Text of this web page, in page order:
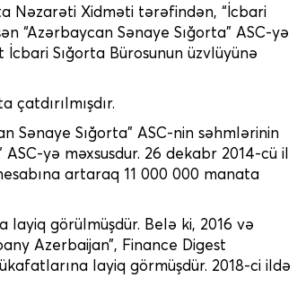
Nəzarəti Xidməti tərəfindən, “İcbari
“Azərbaycan Sənaye Sığorta” ASC-yə
Sığorta Bürosunun üzvlüyünə
Sənaye Sığorta” ASC-nin səhmlərinin
yə məxsusdur. 26 dekabr 2014-cü il
artaraq 11 000 000 manata
görülmüşdür. Belə ki, 2016 və
Azerbaijan”, Finance Digest
layiq görmüşdür. 2018-ci ildə